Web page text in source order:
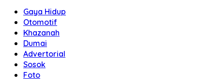
Gaya Hidup
Otomotif
Khazanah
Dumai
Advertorial
Sosok
Foto